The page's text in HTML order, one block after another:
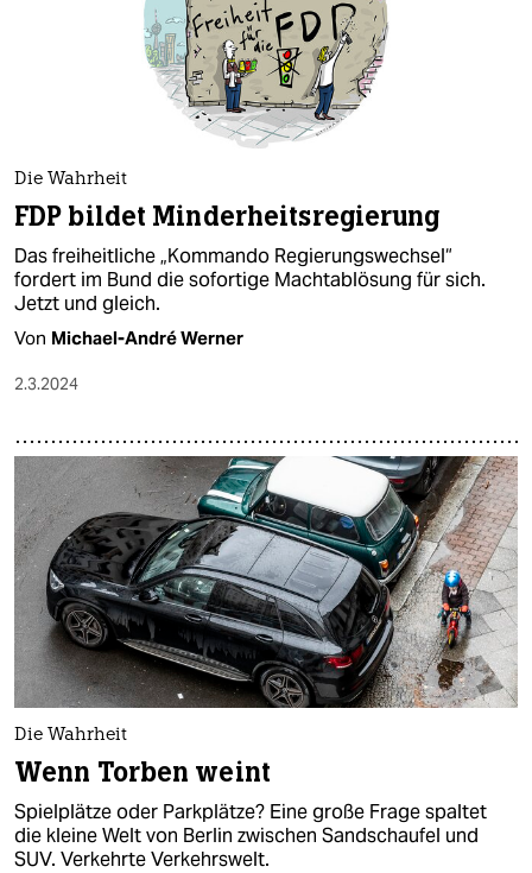
Die Wahrheit
FDP bildet Minderheitsregierung
Das freiheitliche „Kommando Regierungswechsel“
fordert im Bund die sofortige Machtablösung für sich.
Jetzt und gleich.
Von Michael-André Werner
2.3.2024
Die Wahrheit
Wenn Torben weint
Spielplätze oder Parkplätze? Eine große Frage spaltet
die kleine Welt von Berlin zwischen Sandschaufel und
SUV. Verkehrte Verkehrswelt.